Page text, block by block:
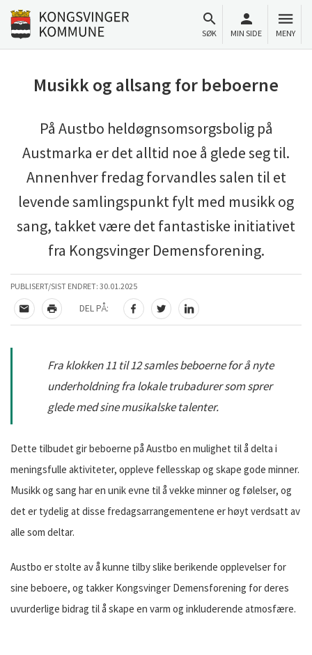
Til innhold
Gå til forsiden
SØK MIN SIDE MENY
Musikk og allsang for beboerne
På Austbo heldøgnsomsorgsbolig på
Austmarka er det alltid noe å glede seg til.
Annenhver fredag forvandles salen til et
levende samlingspunkt fylt med musikk og
sang, takket være det fantastiske initiativet
fra Kongsvinger Demensforening.
PUBLISERT/SIST ENDRET: 30.01.2025
TIPS EN VENN
SKRIV UT
DEL PÅ:
DEL PÅ FACEBOOK
DEL PÅ TWITTER
DEL PÅ LINKEDIN
Fra klokken 11 til 12 samles beboerne for å nyte
underholdning fra lokale trubadurer som sprer
glede med sine musikalske talenter.
Dette tilbudet gir beboerne på Austbo en mulighet til å delta i
meningsfulle aktiviteter, oppleve fellesskap og skape gode minner.
Musikk og sang har en unik evne til å vekke minner og følelser, og
det er tydelig at disse fredagsarrangementene er høyt verdsatt av
alle som deltar.
Austbo er stolte av å kunne tilby slike berikende opplevelser for
sine beboere, og takker Kongsvinger Demensforening for deres
uvurderlige bidrag til å skape en varm og inkluderende atmosfære.